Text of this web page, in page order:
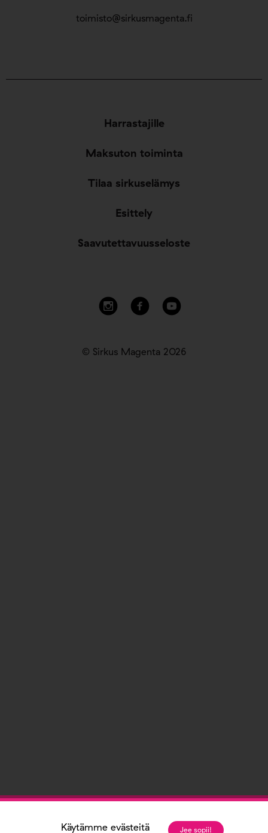
toimisto@sirkusmagenta.fi
Harrastajille
Maksuton toiminta
Tilaa sirkuselämys
Esittely
Saavutettavuusseloste
© Sirkus Magenta 2026
Käytämme evästeitä
Jee sopii!